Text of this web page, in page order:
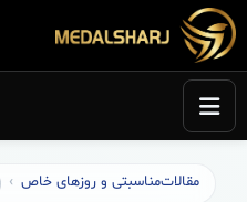
مقالاتمناسبتی و روزهای خاص